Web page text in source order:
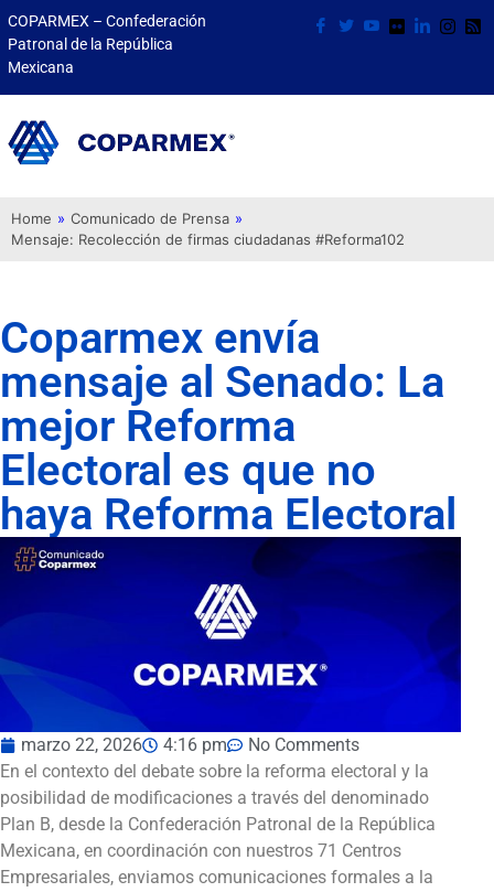
COPARMEX – Confederación
Patronal de la República
Mexicana
Home » Comunicado de Prensa »
Mensaje: Recolección de firmas ciudadanas #Reforma102
Coparmex envía
mensaje al Senado: La
mejor Reforma
Electoral es que no
haya Reforma Electoral
marzo 22, 2026 4:16 pm
No Comments
En el contexto del debate sobre la reforma electoral y la
posibilidad de modificaciones a través del denominado
Plan B, desde la Confederación Patronal de la República
Mexicana, en coordinación con nuestros 71 Centros
Empresariales, enviamos comunicaciones formales a la